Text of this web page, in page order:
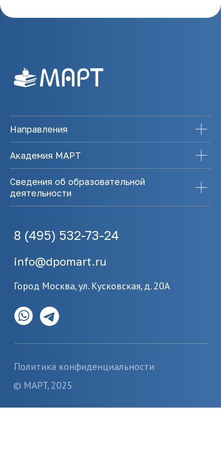
Направления
Академия МАРТ
Сведения об образовательной
деятельности